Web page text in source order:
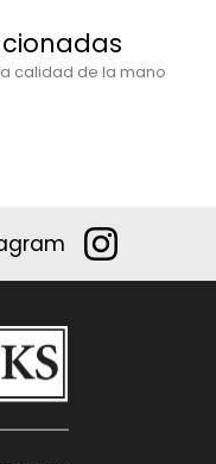
calidad de la mano